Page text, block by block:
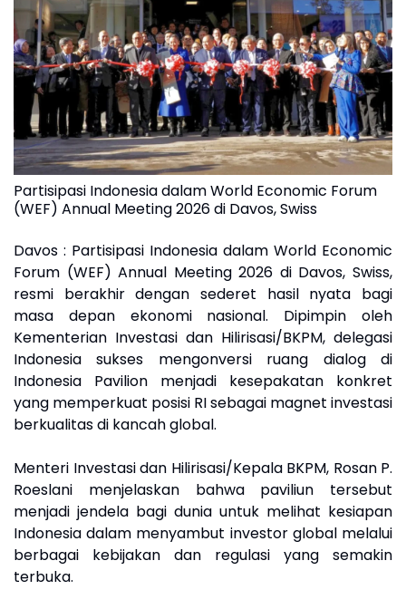
Partisipasi Indonesia dalam World Economic Forum
(WEF) Annual Meeting 2026 di Davos, Swiss
Davos : Partisipasi Indonesia dalam World Economic
Forum (WEF) Annual Meeting 2026 di Davos, Swiss,
resmi berakhir dengan sederet hasil nyata bagi
masa depan ekonomi nasional. Dipimpin oleh
Kementerian Investasi dan Hilirisasi/BKPM, delegasi
Indonesia sukses mengonversi ruang dialog di
Indonesia Pavilion menjadi kesepakatan konkret
yang memperkuat posisi RI sebagai magnet investasi
berkualitas di kancah global.
Menteri Investasi dan Hilirisasi/Kepala BKPM, Rosan P.
Roeslani menjelaskan bahwa paviliun tersebut
menjadi jendela bagi dunia untuk melihat kesiapan
Indonesia dalam menyambut investor global melalui
berbagai kebijakan dan regulasi yang semakin
terbuka.